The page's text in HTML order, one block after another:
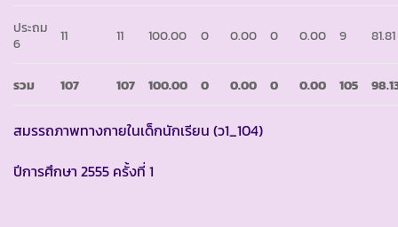
ประถม
6
11 11 100.00 0 0.00 0 0.00 9 81.81
รวม 107 107 100.00 0 0.00 0 0.00 105
สมรรถภาพทางกายในเด็กนักเรียน (ว1_104)
ปีการศึกษา 2555 ครั้งที่ 1